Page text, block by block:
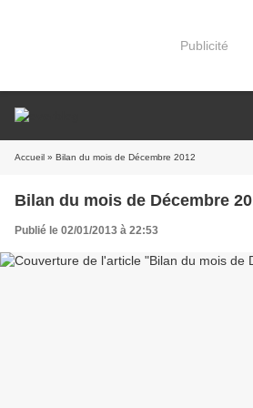
Publicité
Accueil » Bilan du mois de Décembre 2012
Bilan du mois de Décembre
Publié le 02/01/2013 à 22:53